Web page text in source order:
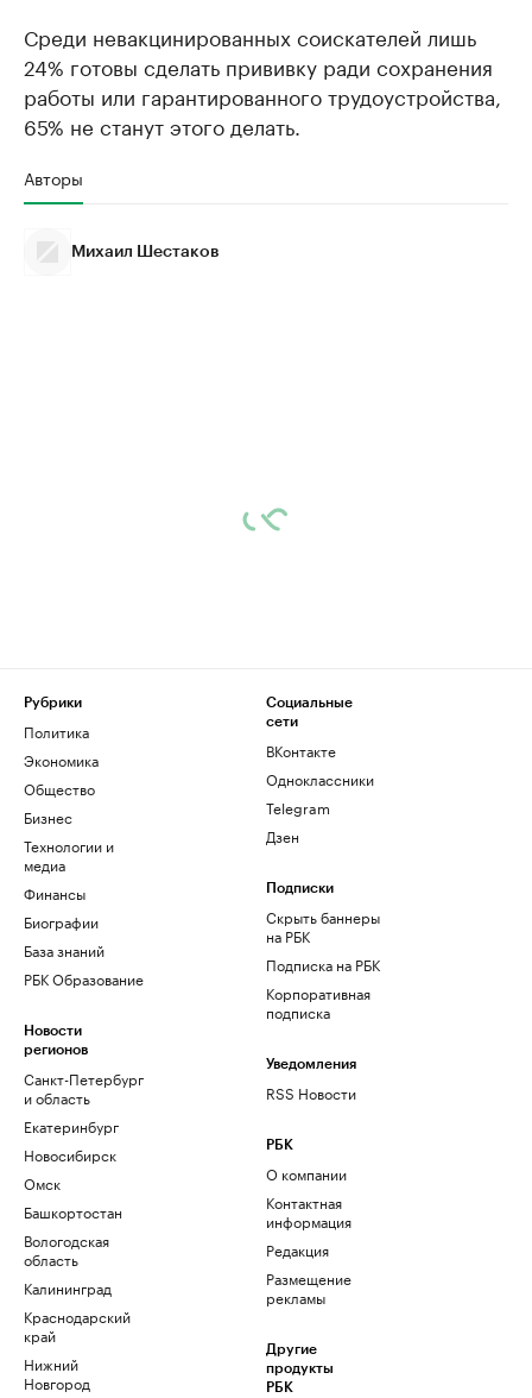
Среди невакцинированных соискателей лишь
24% готовы сделать прививку ради сохранения
работы или гарантированного трудоустройства,
65% не станут этого делать.
Авторы
Михаил Шестаков
Рубрики
Политика
Экономика
Общество
Бизнес
Технологии и
медиа
Финансы
Биографии
База знаний
РБК Образование
Новости
регионов
Санкт-Петербург
и область
Екатеринбург
Новосибирск
Омск
Башкортостан
Вологодская
область
Калининград
Краснодарский
край
Нижний
Новгород
Социальные
сети
ВКонтакте
Одноклассники
Telegram
Дзен
Подписки
Скрыть баннеры
на РБК
Подписка на РБК
Корпоративная
подписка
Уведомления
RSS Новости
РБК
О компании
Контактная
информация
Редакция
Размещение
рекламы
Другие
продукты
РБК